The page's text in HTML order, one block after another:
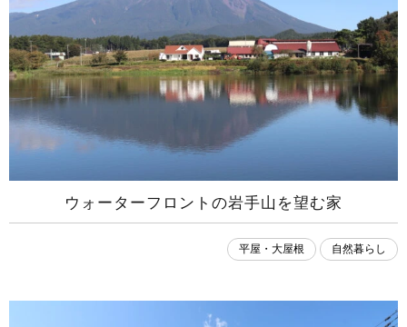
ウォーターフロントの岩手山を望む家
平屋・大屋根 自然暮らし